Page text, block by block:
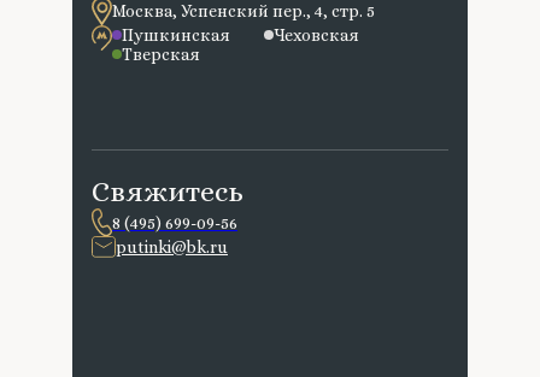
Свяжитесь
8 (495) 699-09-56
putinki@bk.ru
Москва, Успенский пер., 4, стр. 5
Пушкинская
Чеховская
Тверская